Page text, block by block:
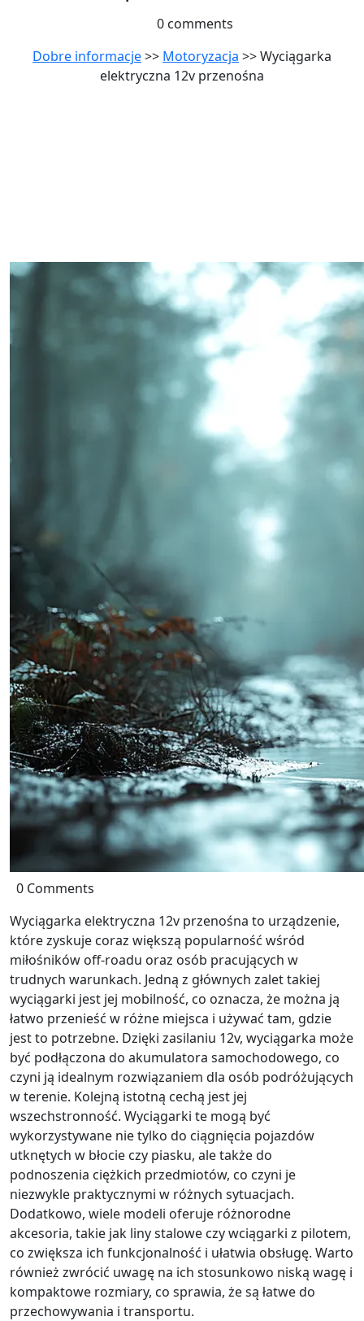
0 comments
Dobre informacje>> Motoryzacja >> Wyciągarka
elektryczna 12v przenośna
0 Comments
Wyciągarka elektryczna 12v przenośna to urządzenie,
które zyskuje coraz większą popularność wśród
miłośników off-roadu oraz osób pracujących w
trudnych warunkach. Jedną z głównych zalet takiej
wyciągarki jest jej mobilność, co oznacza, że można ją
łatwo przenieść w różne miejsca i używać tam, gdzie
jest to potrzebne. Dzięki zasilaniu 12v, wyciągarka może
być podłączona do akumulatora samochodowego, co
czyni ją idealnym rozwiązaniem dla osób podróżujących
w terenie. Kolejną istotną cechą jest jej
wszechstronność. Wyciągarki te mogą być
wykorzystywane nie tylko do ciągnięcia pojazdów
utknętych w błocie czy piasku, ale także do
podnoszenia ciężkich przedmiotów, co czyni je
niezwykle praktycznymi w różnych sytuacjach.
Dodatkowo, wiele modeli oferuje różnorodne
akcesoria, takie jak liny stalowe czy wciągarki z pilotem,
co zwiększa ich funkcjonalność i ułatwia obsługę. Warto
również zwrócić uwagę na ich stosunkowo niską wagę i
kompaktowe rozmiary, co sprawia, że są łatwe do
przechowywania i transportu.